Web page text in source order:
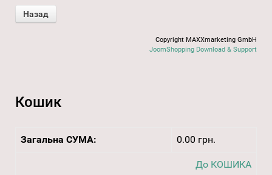
Copyright MAXXmarketing GmbH
JoomShopping Download & Support
Кошик
Загальна СУМА: 0.00 грн.
До КОШИКА